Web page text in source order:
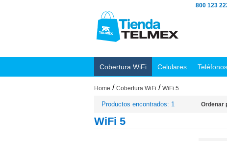
800 123
Cobertura WiFi Celulares Teléfonos
Home / Cobertura WiFi / WiFi 5
Productos encontrados: 1 Ordenar
WiFi 5